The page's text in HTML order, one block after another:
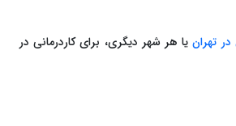
در تهرانیا هر شهر دیگری، برای کاردرمانی در